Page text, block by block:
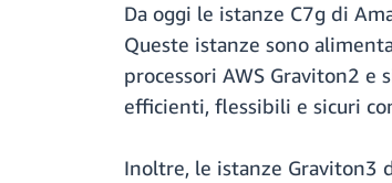
Da oggi le istanze C7g di
Queste istanze sono
processori AWS Graviton2 e
efficienti, flessibili e sicuri
Inoltre, le istanze Graviton3